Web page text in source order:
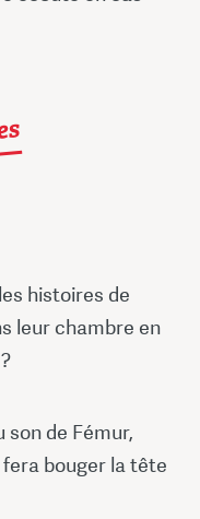
histoires de
leur chambre en
son de Fémur,
fera bouger la tête